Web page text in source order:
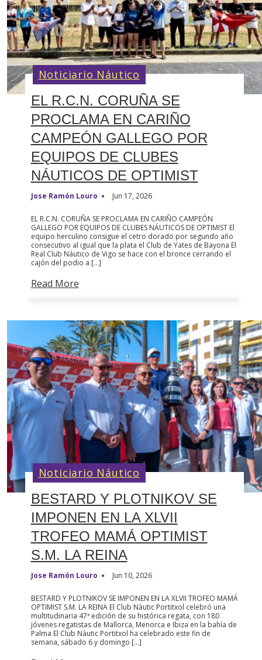
EL R.C.N. CORUÑA SE
PROCLAMA EN CARIÑO
CAMPEÓN GALLEGO POR
EQUIPOS DE CLUBES
NÁUTICOS DE OPTIMIST
Jose Ramón Louro Jun 17, 2026
EL R.C.N. CORUÑA SE PROCLAMA EN CARIÑO CAMPEÓN
GALLEGO POR EQUIPOS DE CLUBES NÁUTICOS DE OPTIMIST El
equipo herculino consigue el cetro dorado por segundo año
consecutivo al igual que la plata el Club de Yates de Bayona El
Real Club Náutico de Vigo se hace con el bronce cerrando el
cajón del podio a […]
Read More
Noticiario Náutico
BESTARD Y PLOTNIKOV SE
IMPONEN EN LA XLVII
TROFEO MAMÁ OPTIMIST
S.M. LA REINA
Jose Ramón Louro Jun 10, 2026
BESTARD Y PLOTNIKOV SE IMPONEN EN LA XLVII TROFEO MAMÁ
OPTIMIST S.M. LA REINA El Club Nàutic Portitxol celebró una
multitudinaria 47ª edición de su histórica regata, con 180
jóvenes regatistas de Mallorca, Menorca e Ibiza en la bahía de
Palma El Club Nàutic Portitxol ha celebrado este fin de
semana, sábado 6 y domingo […]
Noticiario Náutico